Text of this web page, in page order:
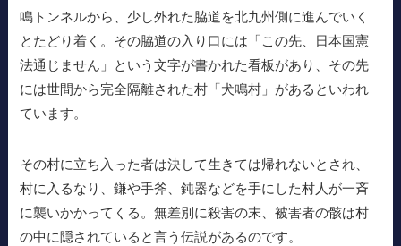
鳴トンネルから、少し外れた脇道を北九州側に進んでいく
とたどり着く。その脇道の入り口には「この先、日本国憲
法通じません」という文字が書かれた看板があり、その先
には世間から完全隔離された村「犬鳴村」があるといわれ
ています。
その村に立ち入った者は決して生きては帰れないとされ、
村に入るなり、鎌や手斧、鈍器などを手にした村人が一斉
に襲いかかってくる。無差別に殺害の末、被害者の骸は村
の中に隠されていると言う伝説があるのです。